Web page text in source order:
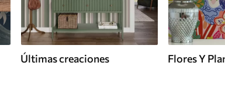
Últimas creaciones Flores Y